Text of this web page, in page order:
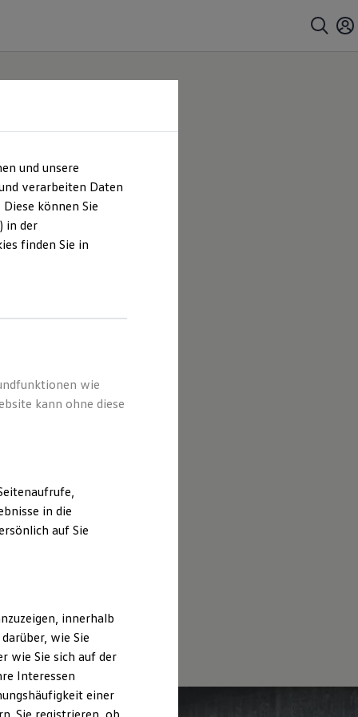
und unsere
verarbeiten Daten
können Sie
in der
finden Sie in
wie
kann ohne diese
in die
auf Sie
innerhalb
wie Sie
wie Sie sich auf der
Interessen
einer
Sie registrieren, ob